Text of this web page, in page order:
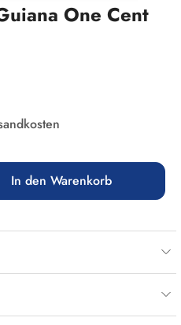
One Cent
gewünschten Wert
In den Warenkorb